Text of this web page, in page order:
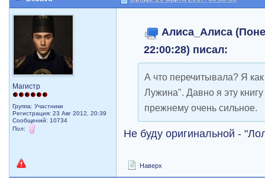
Магистр
Группа: Участники
Регистрация: 23 Авг 2012, 20:39
Сообщений: 10734
Пол:
Алиса_Алиса
22:00:28) писал:
А что перечитывала? Я
Лужина". Давно я эту
прежнему очень сильное.
Не буду оригинальной -
Наверх